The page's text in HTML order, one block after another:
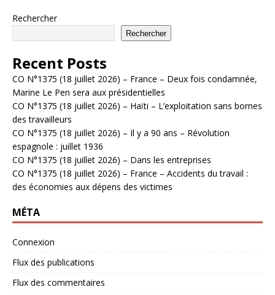
Rechercher
Rechercher
Recent Posts
CO N°1375 (18 juillet 2026) – France – Deux fois condamnée,
Marine Le Pen sera aux présidentielles
CO N°1375 (18 juillet 2026) – Haïti – L’exploitation sans bornes
des travailleurs
CO N°1375 (18 juillet 2026) – Il y a 90 ans – Révolution
espagnole : juillet 1936
CO N°1375 (18 juillet 2026) – Dans les entreprises
CO N°1375 (18 juillet 2026) – France – Accidents du travail :
des économies aux dépens des victimes
MÉTA
Connexion
Flux des publications
Flux des commentaires